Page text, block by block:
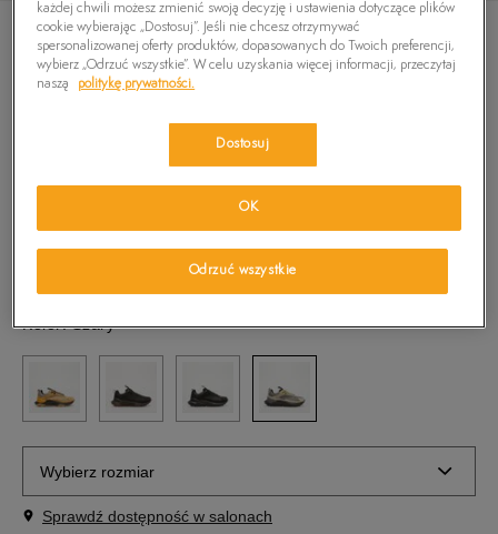
TIMBERLAND MOTION ACCESS LOW
419,99zł
Kolor:Szary
Wybierz rozmiar
Rozmiary EU
Sprawdź dostępność w salonach
każdej chwili możesz zmienić swoją decyzję i ustawienia dotyczące plików
cookie wybierając „Dostosuj”. Jeśli nie chcesz otrzymywać
spersonalizowanej oferty produktów, dopasowanych do Twoich preferencji,
wybierz „Odrzuć wszystkie”. W celu uzyskania więcej informacji, przeczytaj
naszą
politykę prywatności.
Dostosuj
Odrzuć wszystkie
OK